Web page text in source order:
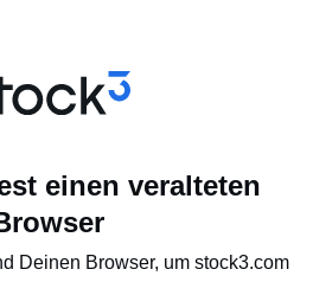
einen veralteten
Deinen Browser, um stock3.com